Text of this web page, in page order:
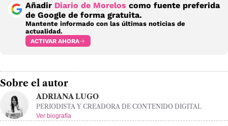
Añadir Diario de Morelos como fuente preferida
de Google de forma gratuita.
Mantente informado con las últimas noticias de
actualidad.
ACTIVAR AHORA
Sobre el autor
ADRIANA LUGO
PERIODISTA Y CREADORA DE CONTENIDO DIGITAL
Ver biografía